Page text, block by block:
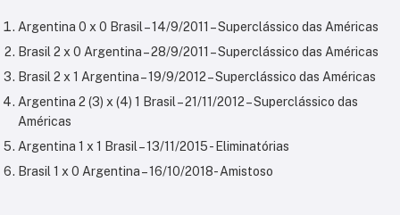
Argentina 0 x 0 Brasil – 14/9/2011 – Superclássico das Américas
Brasil 2 x 0 Argentina – 28/9/2011 – Superclássico das Américas
Brasil 2 x 1 Argentina – 19/9/2012 – Superclássico das Américas
Argentina 2 (3) x (4) 1 Brasil – 21/11/2012 – Superclássico das
Américas
Argentina 1 x 1 Brasil – 13/11/2015 - Eliminatórias
Brasil 1 x 0 Argentina – 16/10/2018- Amistoso